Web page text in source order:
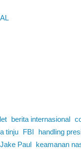
berita internasional
tinju FBI
handling
Jake Paul
keamanan